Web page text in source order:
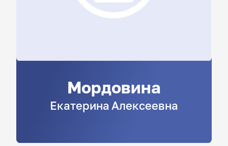
Мордовина
Екатерина Алексеевна